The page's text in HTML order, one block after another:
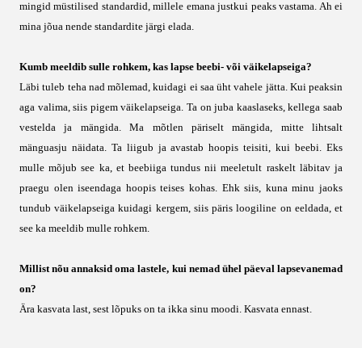
mingid müstilised standardid, millele emana justkui peaks vastama. Ah ei
mina jõua nende standardite järgi elada.
Kumb meeldib sulle rohkem, kas lapse beebi- või väikelapseiga?
Läbi tuleb teha nad mõlemad, kuidagi ei saa üht vahele jätta. Kui peaksin
aga valima, siis pigem väikelapseiga. Ta on juba kaaslaseks, kellega saab
vestelda ja mängida. Ma mõtlen päriselt mängida, mitte lihtsalt
mänguasju näidata. Ta liigub ja avastab hoopis teisiti, kui beebi. Eks
mulle mõjub see ka, et beebiiga tundus nii meeletult raskelt läbitav ja
praegu olen iseendaga hoopis teises kohas. Ehk siis, kuna minu jaoks
tundub väikelapseiga kuidagi kergem, siis päris loogiline on eeldada, et
see ka meeldib mulle rohkem.
Millist nõu annaksid oma lastele, kui nemad ühel päeval lapsevanemad
on?
Ära kasvata last, sest lõpuks on ta ikka sinu moodi. Kasvata ennast.